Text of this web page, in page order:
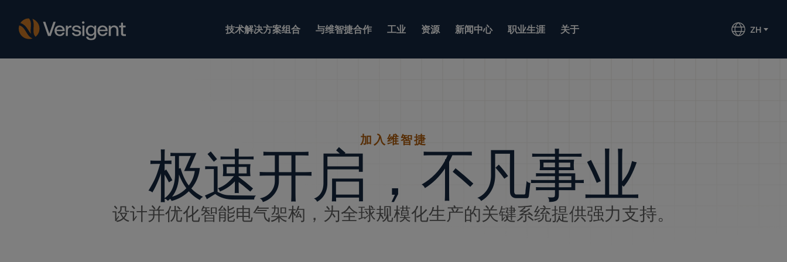
技术解决方案组合 与维智捷合作 工业 资源 新闻中心 职业生涯 关于 ZH
加入维智捷
极速开启，不凡事业
设计并优化智能电气架构，为全球规模化生产的关键系统提供强力支持。